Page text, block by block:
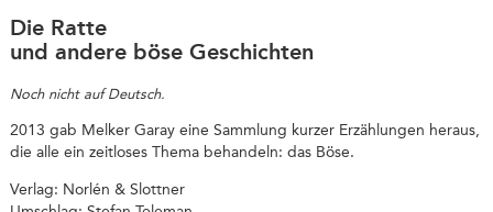
Die Ratte
und andere böse Geschichten
Noch nicht auf Deutsch.
2013 gab Melker Garay eine Sammlung kurzer Erzählungen heraus,
die alle ein zeitloses Thema behandeln: das Böse.
Verlag: Norlén & Slottner